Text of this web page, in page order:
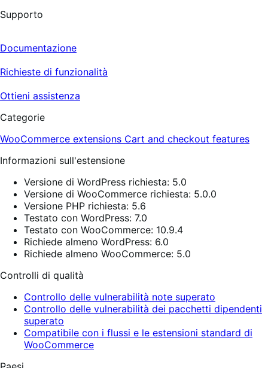
Supporto
Documentazione
Richieste di funzionalità
Ottieni assistenza
Categorie
WooCommerce extensions Cart and checkout features
Informazioni sull'estensione
Versione di WordPress richiesta: 5.0
Versione di WooCommerce richiesta: 5.0.0
Versione PHP richiesta: 5.6
Testato con WordPress: 7.0
Testato con WooCommerce: 10.9.4
Richiede almeno WordPress: 6.0
Richiede almeno WooCommerce: 5.0
Controlli di qualità
Controllo delle vulnerabilità note superato
Controllo delle vulnerabilità dei pacchetti dipendenti
superato
Compatibile con i flussi e le estensioni standard di
WooCommerce